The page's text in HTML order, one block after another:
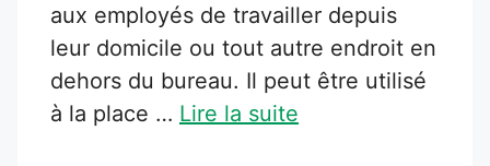
aux employés de travailler depuis
leur domicile ou tout autre endroit en
dehors du bureau. Il peut être utilisé
à la place … Lire la suite